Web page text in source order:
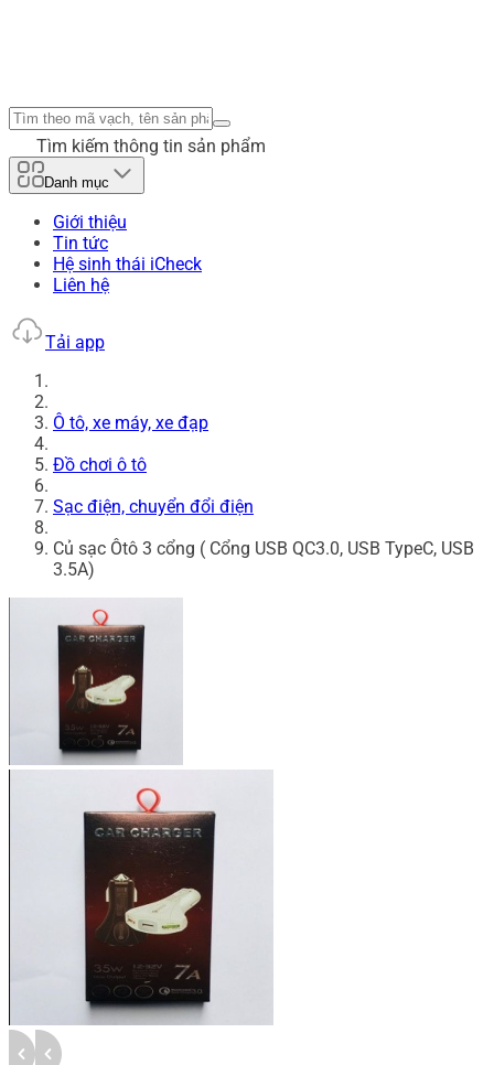
Tìm kiếm thông tin sản phẩm
Danh mục
Giới thiệu
Tin tức
Hệ sinh thái iCheck
Liên hệ
Tải app
Ô tô, xe máy, xe đạp
Đồ chơi ô tô
Sạc điện, chuyển đổi điện
Củ sạc Ôtô 3 cổng ( Cổng USB QC3.0, USB TypeC, USB
3.5A)